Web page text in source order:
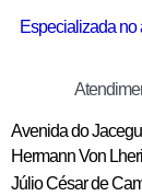
Especializada
Avenida do
Hermann Von
Júlio César de